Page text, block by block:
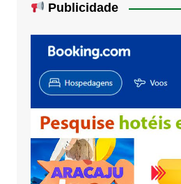
Publicidade